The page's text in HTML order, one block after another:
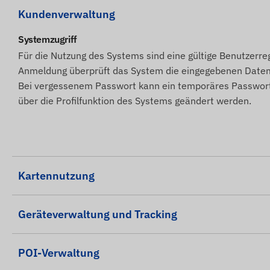
Kundenverwaltung
Systemzugriff
Für die Nutzung des Systems sind eine gültige
Anmeldung überprüft das System die eingegebenen
Bei vergessenem Passwort kann ein temporäres
über die Profilfunktion des Systems geändert werden.
Kartennutzung
Geräteverwaltung und Tracking
POI-Verwaltung